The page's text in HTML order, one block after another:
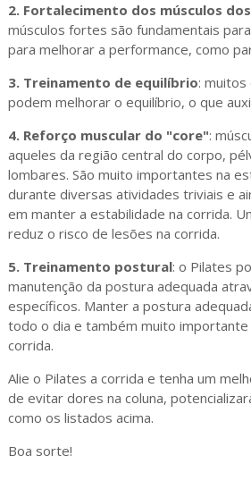
2. Fortalecimento dos músculos
músculos fortes são fundamentais
para melhorar a performance, como
3. Treinamento de equilíbrio: muitos
podem melhorar o equilíbrio, o que
4. Reforço muscular do "core":
aqueles da região central do corpo,
lombares. São muito importantes na
durante diversas atividades triviais e
em manter a estabilidade na corrida.
reduz o risco de lesões na corrida.
5. Treinamento postural: o Pilates
manutenção da postura adequada
específicos. Manter a postura
todo o dia e também muito
corrida.
Alie o Pilates a corrida e tenha um
de evitar dores na coluna,
como os listados acima.
Boa sorte!